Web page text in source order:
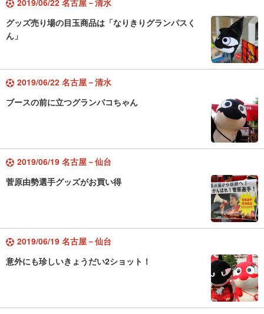
2019/06/22 名古屋－清水
グッズ売り場の目玉商品は「なりきりグランパスく
ん」
2019/06/22 名古屋－清水
ブースの前に立つグランパコちゃん
2019/06/19 名古屋－仙台
菅原由勢選手グッズがお買い得
2019/06/19 名古屋－仙台
意外にも珍しいきょうだい2ショット！